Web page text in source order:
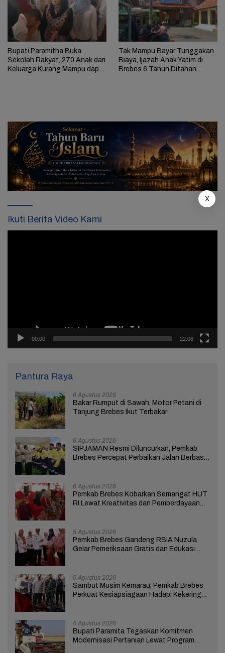
Bupati Paramitha Buka
Sekolah Rakyat, 270 Anak dari
Keluarga Kurang Mampu dapat
Tak Mampu Bayar Tunggakan
Biaya, Ijazah Anak Yatim di
Brebes 6 Tahun Ditahan
Ikuti Berita Video Kami
00:00 22:06
Pantura Raya
6 Agustus 2026
Bakar Rumput di Sawah, Motor Petani di
Tanjung Brebes Ikut Terbakar
6 Agustus 2026
SIPJAMAN Resmi Diluncurkan, Pemkab
Brebes Percepat Perbaikan Jalan Berbasis
6 Agustus 2026
Pemkab Brebes Kobarkan Semangat HUT
RI Lewat Kreativitas dan Pemberdayaan
5 Agustus 2026
Pemkab Brebes Gandeng RSIA Nuzula
Gelar Pemeriksaan Gratis dan Edukasi
5 Agustus 2026
Sambut Musim Kemarau, Pemkab Brebes
Perkuat Kesiapsiagaan Hadapi Kekeringan
4 Agustus 2026
Bupati Paramita Tegaskan Komitmen
Modernisasi Pertanian Lewat Program
X